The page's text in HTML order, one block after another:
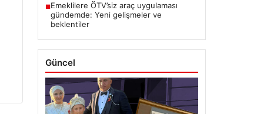
■Emeklilere ÖTV’siz araç uygulaması
gündemde: Yeni gelişmeler ve
beklentiler
Güncel